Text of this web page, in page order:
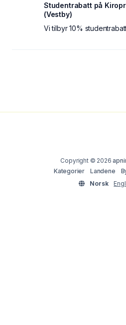
Studentrabatt på
(Vestby)
Vi tilbyr 10%
Copyright © 2026
Kategorier
Landene
Norsk